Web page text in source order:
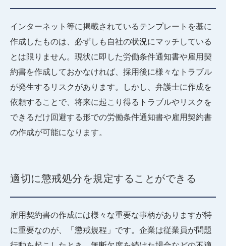
インターネット等に掲載されているテンプレートを基に
作成したものは、必ずしも自社の状況にマッチしている
とは限りません。現状に即した労働条件通知書や雇用契
約書を作成しておかなければ、採用後に様々なトラブル
が発生するリスクがあります。しかし、弁護士に作成を
依頼することで、将来に起こり得るトラブルやリスクを
できるだけ回避する形での労働条件通知書や雇用契約書
の作成が可能になります。
適切に懲戒処分を規定することができる
雇用契約書の作成には様々な重要な事柄がありますが特
に重要なのが、「懲戒規程」です。企業は従業員が問題